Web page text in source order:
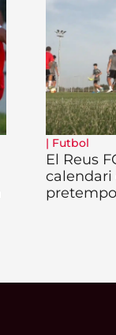
| Futbol
El Reus
calendari